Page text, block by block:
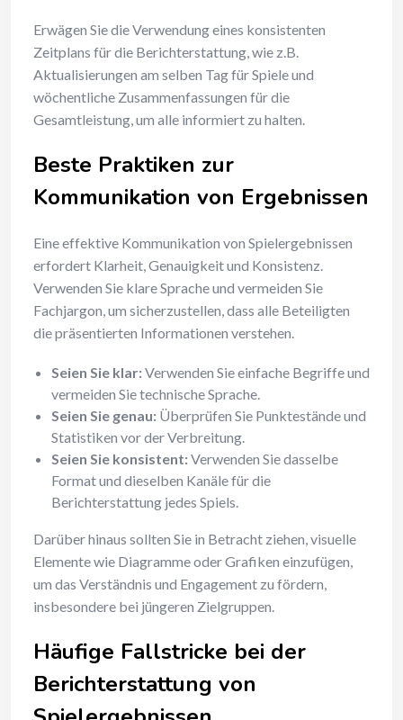
Erwägen Sie die Verwendung eines konsistenten
Zeitplans für die Berichterstattung, wie z.B.
Aktualisierungen am selben Tag für Spiele und
wöchentliche Zusammenfassungen für die
Gesamtleistung, um alle informiert zu halten.
Beste Praktiken zur
Kommunikation von Ergebnissen
Eine effektive Kommunikation von Spielergebnissen
erfordert Klarheit, Genauigkeit und Konsistenz.
Verwenden Sie klare Sprache und vermeiden Sie
Fachjargon, um sicherzustellen, dass alle Beteiligten
die präsentierten Informationen verstehen.
Seien Sie klar:Verwenden Sie einfache Begriffe und
vermeiden Sie technische Sprache.
Seien Sie genau: Überprüfen Sie Punktestände und
Statistiken vor der Verbreitung.
Seien Sie konsistent:Verwenden Sie dasselbe
Format und dieselben Kanäle für die
Berichterstattung jedes Spiels.
Darüber hinaus sollten Sie in Betracht ziehen, visuelle
Elemente wie Diagramme oder Grafiken einzufügen,
um das Verständnis und Engagement zu fördern,
insbesondere bei jüngeren Zielgruppen.
Häufige Fallstricke bei der
Berichterstattung von